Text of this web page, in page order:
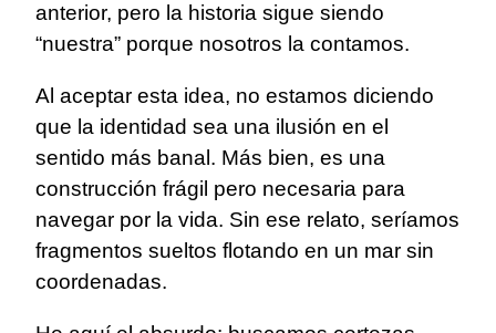
anterior, pero la historia sigue siendo
“nuestra” porque nosotros la contamos.
Al aceptar esta idea, no estamos diciendo
que la identidad sea una ilusión en el
sentido más banal. Más bien, es una
construcción frágil pero necesaria para
navegar por la vida. Sin ese relato, seríamos
fragmentos sueltos flotando en un mar sin
coordenadas.